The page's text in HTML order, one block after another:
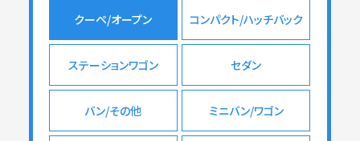
クーペ/オープン コンパクト/ハッチバック
ステーションワゴン セダン
バン/その他 ミニバン/ワゴン